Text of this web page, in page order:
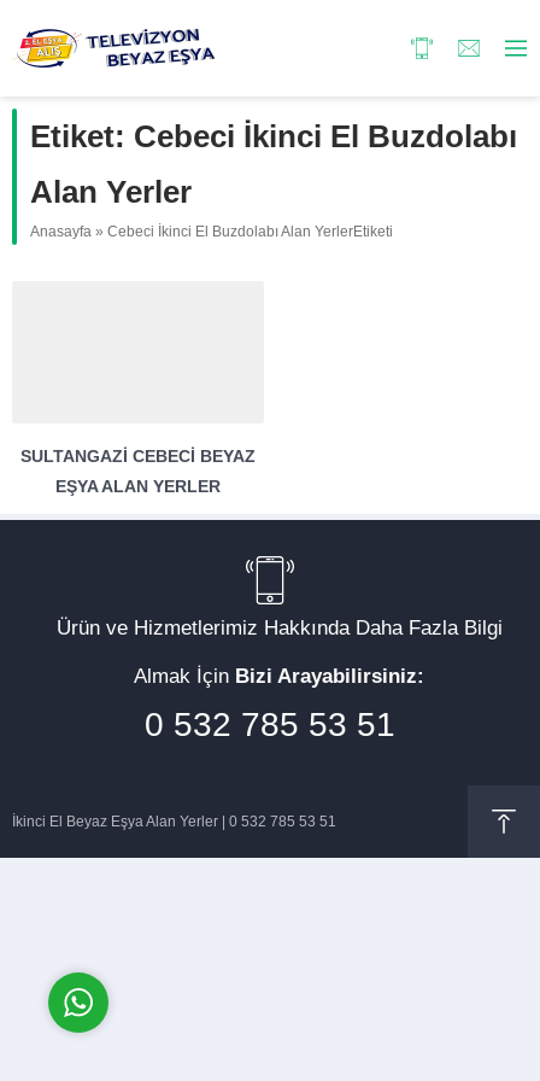
Etiket: Cebeci İkinci El Buzdolabı
Alan Yerler
Anasayfa » Cebeci İkinci El Buzdolabı Alan YerlerEtiketi
SULTANGAZI CEBECI BEYAZ
EŞYA ALAN YERLER
Ürün ve Hizmetlerimiz Hakkında Daha Fazla Bilgi
Almak İçin Bizi Arayabilirsiniz:
0 532 785 53 51
İkinci El Beyaz Eşya Alan Yerler | 0 532 785 53 51